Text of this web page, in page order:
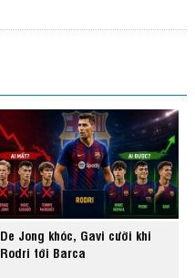
De Jong khóc, Gavi cười khi
Rodri tới Barca